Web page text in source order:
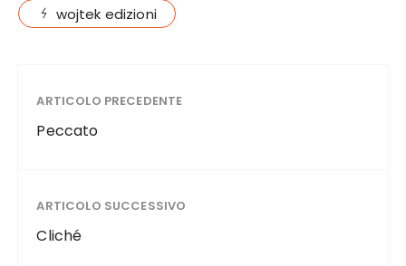
wojtek edizioni
ARTICOLO PRECEDENTE
Peccato
ARTICOLO SUCCESSIVO
Cliché